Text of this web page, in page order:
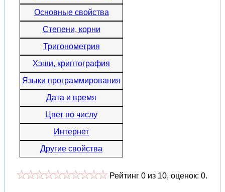
Основные свойства
Степени, корни
Тригонометрия
Хэши, криптография
Языки программирования
Дата и время
Цвет по числу
Интернет
Другие свойства
Рейтинг 0 из 10, оценок: 0.